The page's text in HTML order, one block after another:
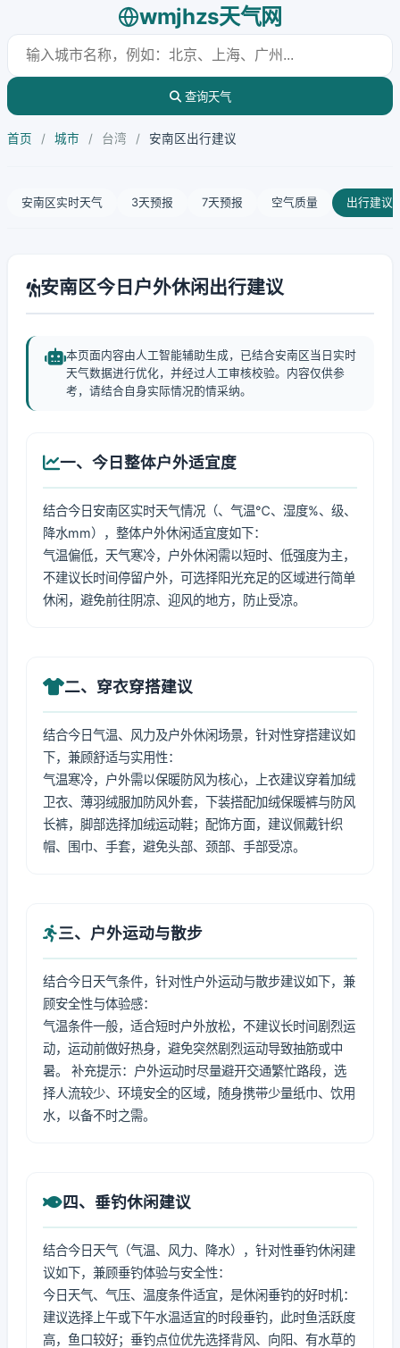
wmjhzs天气网
查询天气
首页 / 城市 / 台湾 / 安南区出行建议
安南区实时天气 3天预报 7天预报 空气质量 出行建议
安南区今日户外休闲出行建议
本页面内容由人工智能辅助生成，已结合安南区当日实时
天气数据进行优化，并经过人工审核校验。内容仅供参
考，请结合自身实际情况酌情采纳。
一、今日整体户外适宜度
结合今日安南区实时天气情况（、气温℃、湿度%、级、
降水mm），整体户外休闲适宜度如下：
气温偏低，天气寒冷，户外休闲需以短时、低强度为主，
不建议长时间停留户外，可选择阳光充足的区域进行简单
休闲，避免前往阴凉、迎风的地方，防止受凉。
二、穿衣穿搭建议
结合今日气温、风力及户外休闲场景，针对性穿搭建议如
下，兼顾舒适与实用性：
气温寒冷，户外需以保暖防风为核心，上衣建议穿着加绒
卫衣、薄羽绒服加防风外套，下装搭配加绒保暖裤与防风
长裤，脚部选择加绒运动鞋；配饰方面，建议佩戴针织
帽、围巾、手套，避免头部、颈部、手部受凉。
三、户外运动与散步
结合今日天气条件，针对性户外运动与散步建议如下，兼
顾安全性与体验感：
气温条件一般，适合短时户外放松，不建议长时间剧烈运
动，运动前做好热身，避免突然剧烈运动导致抽筋或中
暑。 补充提示：户外运动时尽量避开交通繁忙路段，选
择人流较少、环境安全的区域，随身携带少量纸巾、饮用
水，以备不时之需。
四、垂钓休闲建议
结合今日天气（气温、风力、降水），针对性垂钓休闲建
议如下，兼顾垂钓体验与安全性：
今日天气、气压、温度条件适宜，是休闲垂钓的好时机：
建议选择上午或下午水温适宜的时段垂钓，此时鱼活跃度
高，鱼口较好；垂钓点位优先选择背风、向阳、有水草的